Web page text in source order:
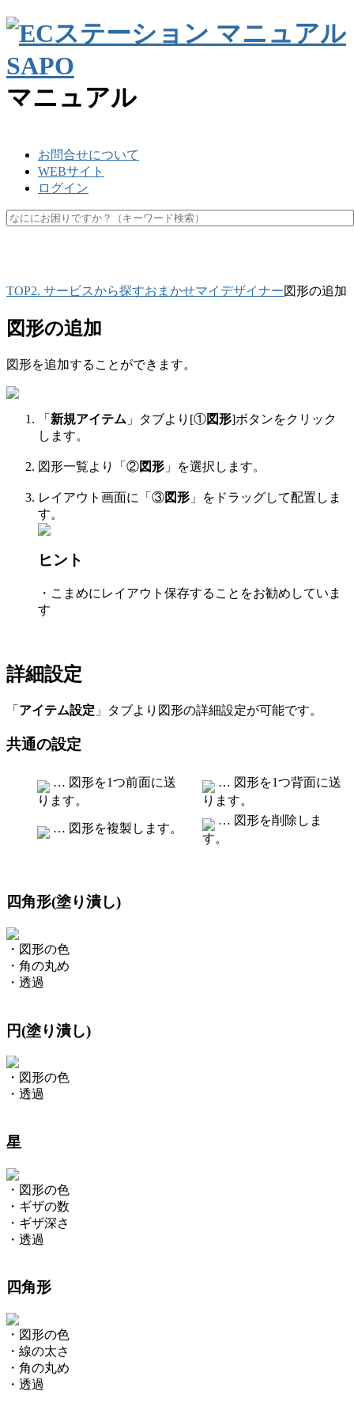
マニュアル
お問合せについて
WEBサイト
ログイン
TOP2. サービスから探すおまかせマイデザイナー図形の追加
図形の追加
図形を追加することができます。
「 新規アイテム 」タブより[①図形]ボタンをクリック
します。
図形一覧より「②図形 」を選択します。
レイアウト画面に「③図形 」をドラッグして配置しま
す。
ヒント
・ こまめにレイアウト保存することをお勧めしていま
す
詳細設定
「 アイテム設定 」タブより図形の詳細設定が可能です。
共通の設定
… 図形を1つ前面に送
ります。
… 図形を1つ背面に送
ります。
… 図形を複製します。
… 図形を削除しま
す。
四角形(塗り潰し)
・図形の色
・角の丸め
・透過
円(塗り潰し)
・図形の色
・透過
星
・図形の色
・ギザの数
・ギザ深さ
・透過
四角形
・図形の色
・線の太さ
・角の丸め
・透過